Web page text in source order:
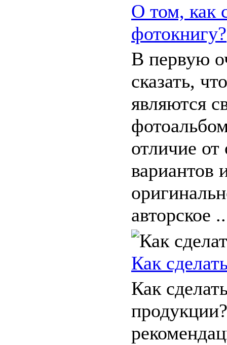
О том, как
фотокнигу?
В первую
сказать,
являются
отличие
вариантов
авторское
Как
Как